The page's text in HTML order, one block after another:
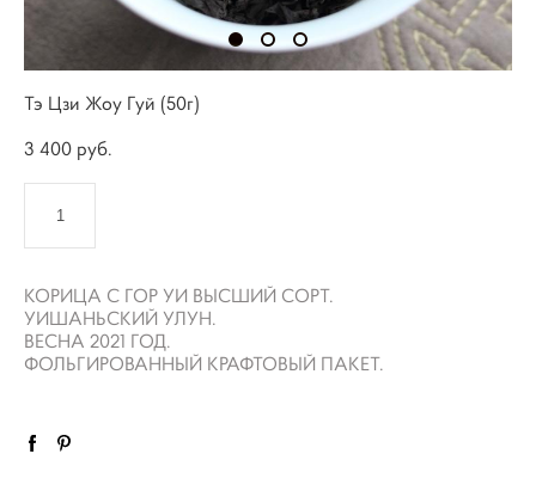
Тэ Цзи Жоу Гуй (50г)
3 400 pуб.
КОРИЦА С ГОР УИ ВЫСШИЙ СОРТ.
УИШАНЬСКИЙ УЛУН.
ВЕСНА 2021 ГОД.
ФОЛЬГИРОВАННЫЙ КРАФТОВЫЙ ПАКЕТ.